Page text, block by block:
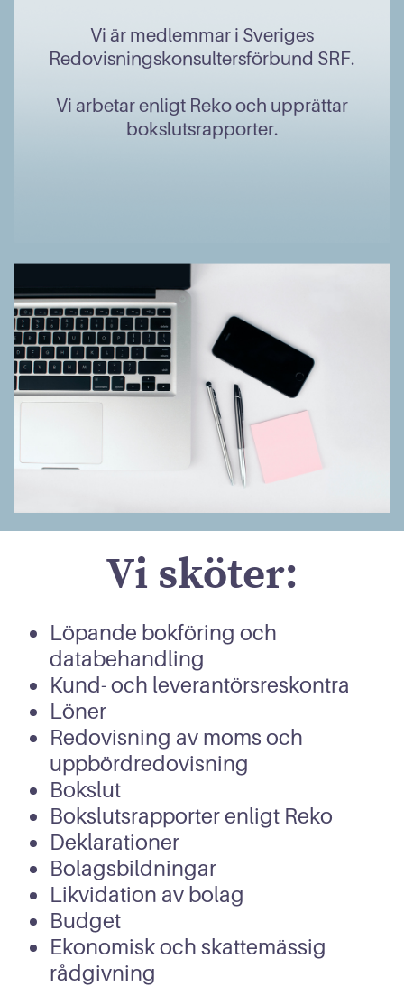
Vi är medlemmar i Sveriges
Redovisningskonsultersförbund SRF.
Vi arbetar enligt Reko och upprättar
bokslutsrapporter.
Vi sköter:
Löpande bokföring och
databehandling
Kund- och leverantörsreskontra
Löner
Redovisning av moms och
uppbördredovisning
Bokslut
Bokslutsrapporter enligt Reko
Deklarationer
Bolagsbildningar
Likvidation av bolag
Budget
Ekonomisk och skattemässig
rådgivning